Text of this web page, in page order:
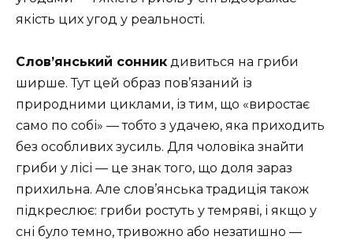
якість цих угод у реальності.
Слов’янський сонник дивиться на гриби
ширше. Тут цей образ пов’язаний із
природними циклами, із тим, що «виростає
само по собі» — тобто з удачею, яка приходить
без особливих зусиль. Для чоловіка знайти
гриби у лісі — це знак того, що доля зараз
прихильна. Але слов’янська традиція також
підкреслює: гриби ростуть у темряві, і якщо у
сні було темно, тривожно або незатишно —